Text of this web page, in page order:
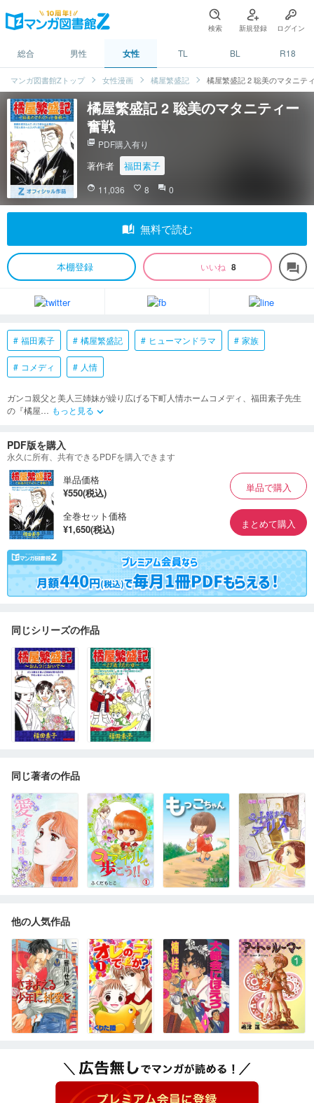
検索 新規登録 ログイン
総合 男性 女性 TL BL R18
マンガ図書館Zトップ 女性漫画 橘屋繁盛記 橘屋繁盛記 2 聡美のマタニテ
橘屋繁盛記 2 聡美のマタニティー
奮戦
picture_as_pdf PDF購入有り
著作者 福田素子
face 11,036 favorite_border 8 question_answer 0
auto_stories 無料で読む
本棚登録 いいね 8 forum
福田素子 橘屋繁盛記 ヒューマンドラマ 家族
コメディ 人情
ガンコ親父と美人三姉妹が繰り広げる下町人情ホームコメディ、福田素子先生
の『橘屋… もっと見る keyboard_arrow_down
PDF版を購入
永久に所有、共有できるPDFを購入できます
単品価格
¥550(税込)
単品で購入
全巻セット価格
¥1,650(税込)
まとめて購入
同じシリーズの作品
同じ著者の作品
他の人気作品